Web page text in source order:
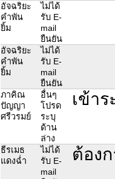
อัจฉริยะ
คำพัน
ยิ้ม
ไม่ได้
รับ E-
mail
ยืนยัน
อัจฉริยะ
คำพัน
ยิ้ม
ไม่ได้
รับ E-
mail
ยืนยัน
ภาคิณ
ปัญญา
ศรีวรมย์
อื่นๆ
โปรด
ระบุ
ด้าน
ล่าง
เข้า
ธีรเมธ
แดงฉ่ำ
ไม่ได้
รับ E-
mail
ต้อง